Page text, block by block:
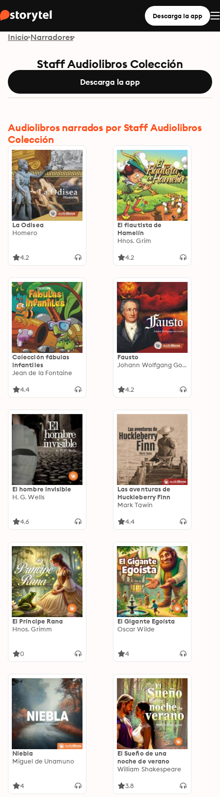
Descarga la app
Inicio Narradores
Staff Audiolibros Colección
Descarga la app
Audiolibros narrados por Staff Audiolibros
Colección
La Odisea
Homero
4.2
El flautista de
Hamelín
Hnos. Grim
4.2
Colección fábulas
infantiles
Jean de la Fontaine
4.4
Fausto
Johann Wolfgang Goethe
4.2
El hombre invisible
H. G. Wells
4.6
Las aventuras de
Huckleberry Finn
Mark Tawin
4.4
El Príncipe Rana
Hnos. Grimm
0
El Gigante Egoísta
Oscar Wilde
4
Niebla
Miguel de Unamuno
4
El Sueño de una
noche de verano
William Shakespeare
3.8